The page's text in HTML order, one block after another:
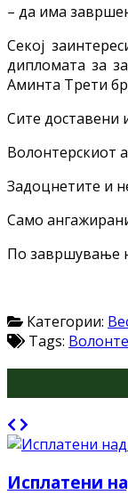
– да има
Секој
дипломата за
Аминта Трети
Сите доставени
Волонтерскиот
Задоцнетите и
Само
По завршување
Категории:
Tags:
Исплатени